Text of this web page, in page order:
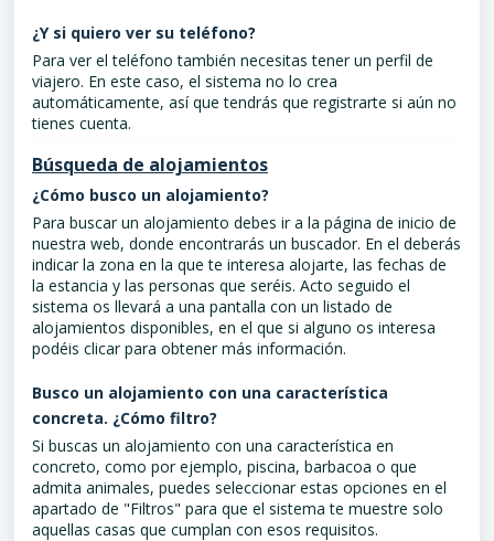
¿Y si quiero ver su teléfono?
Para ver el teléfono también necesitas tener un perfil de
viajero. En este caso, el sistema no lo crea
automáticamente, así que tendrás que registrarte si aún no
tienes cuenta.
Búsqueda de alojamientos
¿Cómo busco un alojamiento?
Para buscar un alojamiento debes ir a la página de inicio de
nuestra web, donde encontrarás un buscador. En el deberás
indicar la zona en la que te interesa alojarte, las fechas de
la estancia y las personas que seréis. Acto seguido el
sistema os llevará a una pantalla con un listado de
alojamientos disponibles, en el que si alguno os interesa
podéis clicar para obtener más información.
Busco un alojamiento con una característica
concreta. ¿Cómo filtro?
Si buscas un alojamiento con una característica en
concreto, como por ejemplo, piscina, barbacoa o que
admita animales, puedes seleccionar estas opciones en el
apartado de "Filtros" para que el sistema te muestre solo
aquellas casas que cumplan con esos requisitos.